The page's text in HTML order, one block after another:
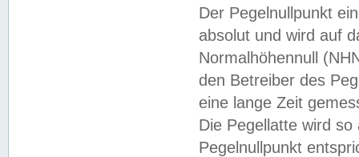
Der Pegelnullpunkt
absolut und wird auf
Normalhöhennull
den Betreiber des
eine lange Zeit
Die Pegellatte wird
Pegelnullpunkt